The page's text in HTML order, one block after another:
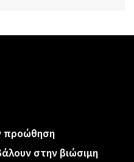
προώθηση
στην βιώσιμη